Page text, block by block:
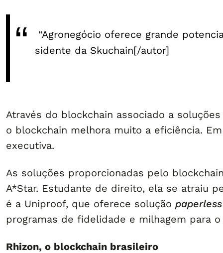
“Agronegócio oferece grande
sidente da Skuchain[/autor]
Através do blockchain associado a
o blockchain melhora muito a eficiência.
executiva.
As soluções proporcionadas pelo
A*Star. Estudante de direito, ela se atraiu
é a Uniproof, que oferece solução paperless
programas de fidelidade e milhagem para
Rhizon, o blockchain brasileiro